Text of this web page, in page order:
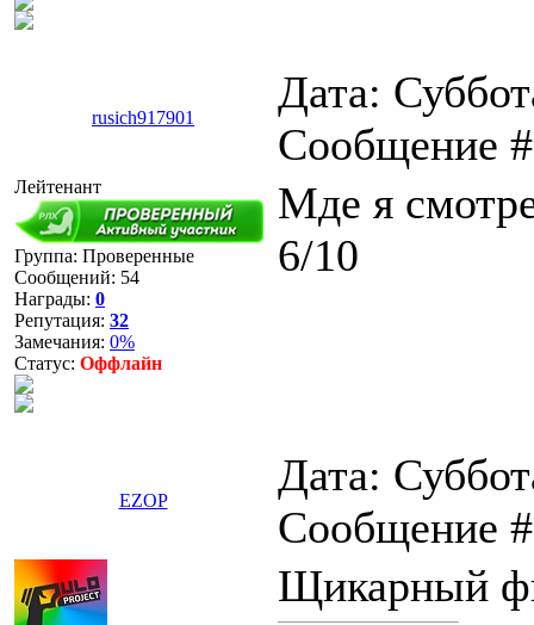
rusich917901
Дата:
Сообщение
Лейтенант
Группа: Проверенные
Сообщений: 54
Награды: 0
Репутация: 32
Замечания: 0%
Статус: Оффлайн
Мде я
6/10
EZOP
Дата:
Сообщение
Щикарный